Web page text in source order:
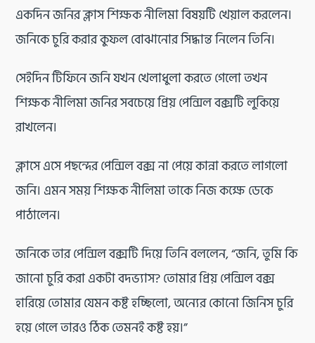
একদিন জনির ক্লাস শিক্ষক নীলিমা বিষয়টি খেয়াল করলেন।
জনিকে চুরি করার কুফল বোঝানোর সিদ্ধান্ত নিলেন তিনি।
সেইদিন টিফিনে জনি যখন খেলাধুলা করতে গেলো তখন
শিক্ষক নীলিমা জনির সবচেয়ে প্রিয় পেন্সিল বক্সটি লুকিয়ে
রাখলেন।
ক্লাসে এসে পছন্দের পেন্সিল বক্স না পেয়ে কান্না করতে লাগলো
জনি। এমন সময় শিক্ষক নীলিমা তাকে নিজ কক্ষে ডেকে
পাঠালেন।
জনিকে তার পেন্সিল বক্সটি দিয়ে তিনি বললেন, “জনি, তুমি কি
জানো চুরি করা একটা বদভ্যাস? তোমার প্রিয় পেন্সিল বক্স
হারিয়ে তোমার যেমন কষ্ট হচ্ছিলো, অন্যের কোনো জিনিস চুরি
হয়ে গেলে তারও ঠিক তেমনই কষ্ট হয়।”